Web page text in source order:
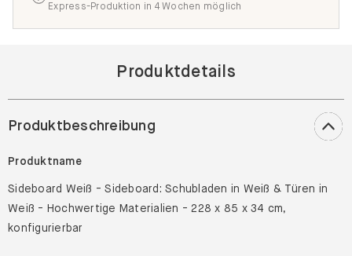
Express-Produktion in 4 Wochen möglich
Produktdetails
Produktbeschreibung
Produktname
Sideboard Weiß - Sideboard: Schubladen in Weiß & Türen in
Weiß - Hochwertige Materialien - 228 x 85 x 34 cm,
konfigurierbar